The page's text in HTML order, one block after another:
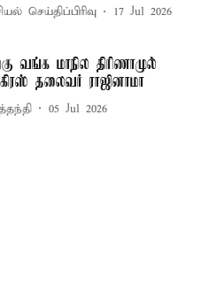
செய்திப்பிரிவு 17 Jul 2026
வங்க மாநில திரிணாமுல்
தலைவர் ராஜினாமா
05 Jul 2026